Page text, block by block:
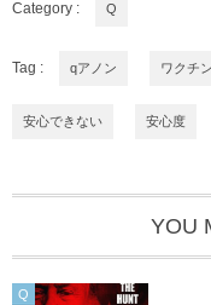
Category : Q
Tag : qアノン ワクチン
安心できない 安心度
YOU
Q